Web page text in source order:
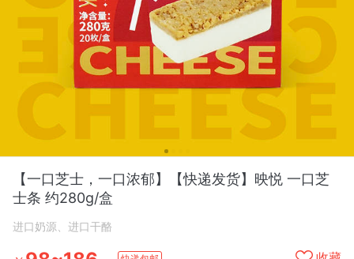
【一口芝士，一口浓郁】【快递发货】映悦 一口芝
士条 约280g/盒
进口奶源、进口干酪